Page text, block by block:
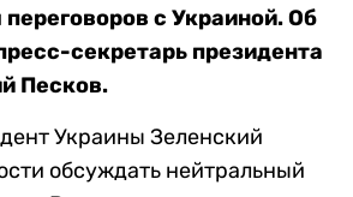
с Украиной. Об
секретарь президента
Песков.
Украины Зеленский
обсуждать нейтральный